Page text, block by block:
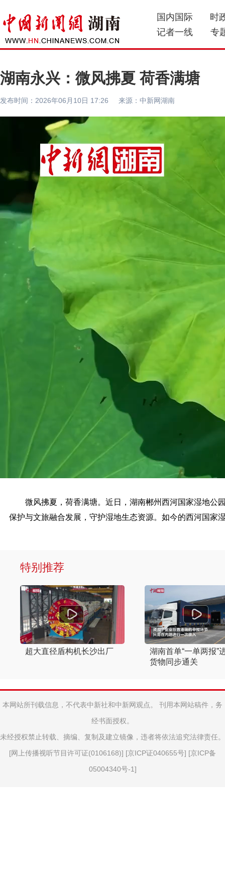
国内国际
时
记者一线
专
湖南永兴：微风拂夏 荷香满塘
发布时间：2026年06月10日 17:26 来源：中新网湖南
微风拂夏，荷香满塘。近日，湖南郴州西河国家湿地公园
保护与文旅融合发展，守护湿地生态资源。如今的西河国家
特别推荐
超大直径盾构机长沙出厂
湖南首单“一单两报”
货物同步通关
本网站所刊载信息，不代表中新社和中新网观点。 刊用本网站稿件，务
经书面授权。
未经授权禁止转载、摘编、复制及建立镜像，违者将依法追究法律责任。
[网上传播视听节目许可证(0106168)] [京ICP证040655号] [京ICP备
05004340号-1]